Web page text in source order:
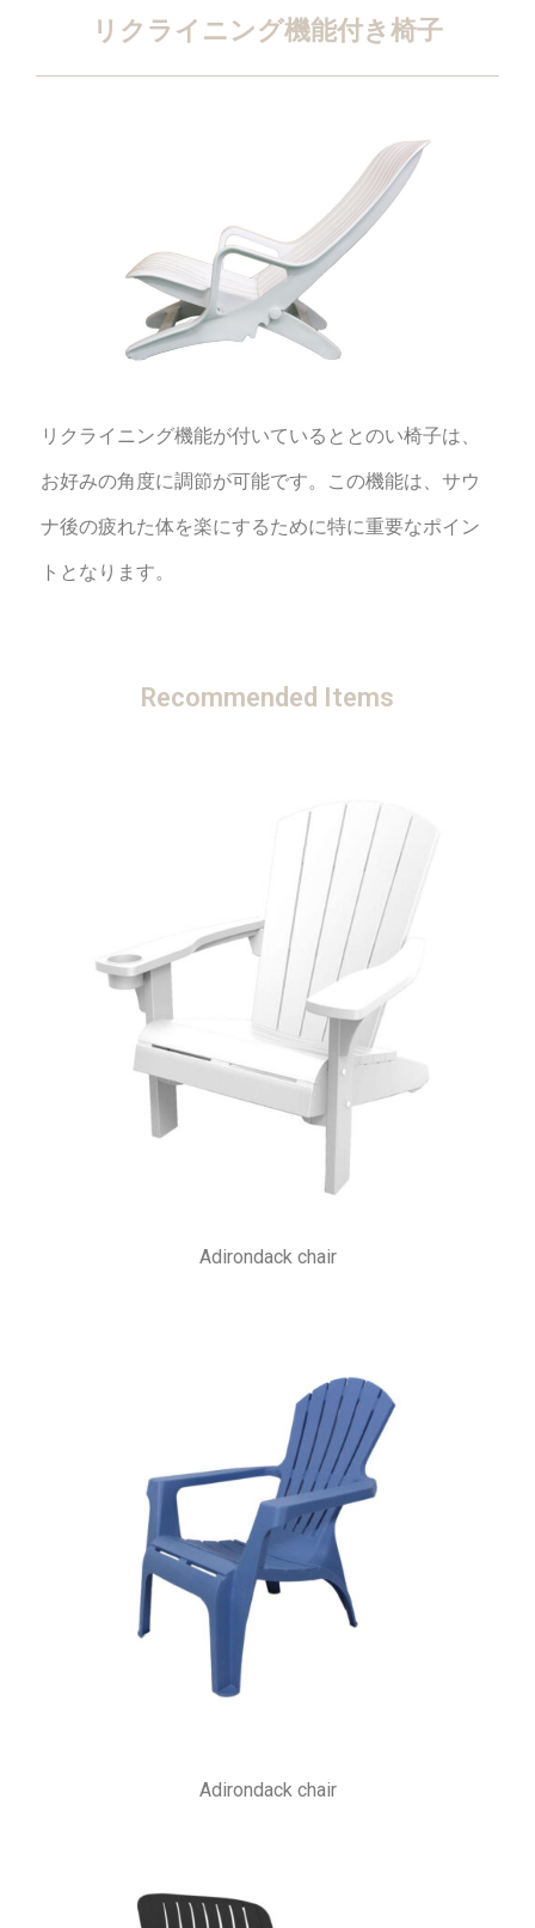
リクライニング機能付き椅子
リクライニング機能が付いているととのい椅子は、
お好みの角度に調節が可能です。この機能は、サウ
ナ後の疲れた体を楽にするために特に重要なポイン
トとなります。
Recommended Items
Adirondack chair
Adirondack chair